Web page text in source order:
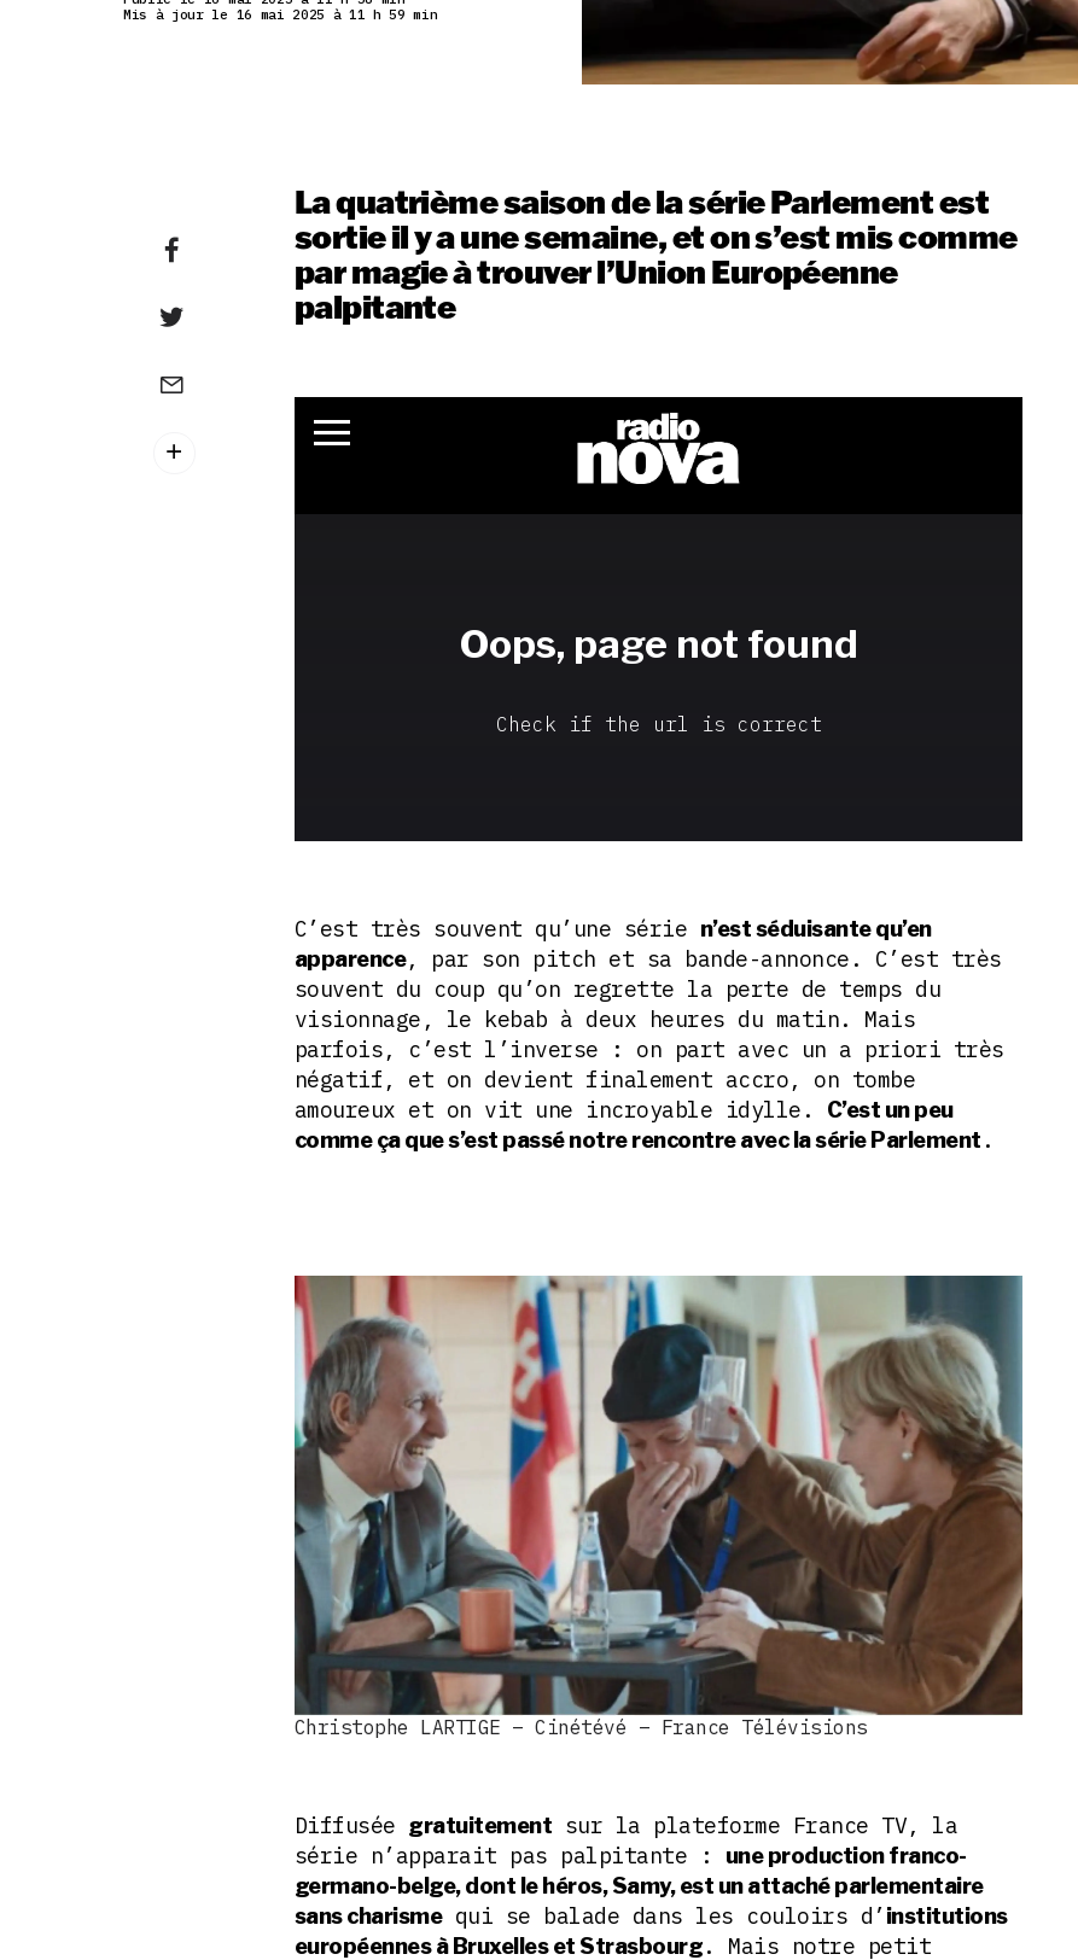
Mis à jour le 16 mai 2025 à 11 h 59 min
La quatrième saison de la série Parlement est
sortie il y a une semaine, et on s’est mis comme
par magie à trouver l’Union Européenne
palpitante
C’est très souvent qu’une série n’est séduisante qu’en
apparence, par son pitch et sa bande-annonce. C’est très
souvent du coup qu’on regrette la perte de temps du
visionnage, le kebab à deux heures du matin. Mais
parfois, c’est l’inverse : on part avec un a priori très
négatif, et on devient finalement accro, on tombe
amoureux et on vit une incroyable idylle.
C’est un peu
comme ça que s’est passé notre rencontre avec la série Parlement .
Christophe LARTIGE – Cinétévé – France Télévisions
Diffusée gratuitement sur la plateforme France TV, la
série n’apparait pas palpitante :
une production franco-
germano-belge, dont le héros, Samy, est un attaché parlementaire
sans charismequi se balade dans les couloirs d’institutions
européennes à Bruxelles et Strasbourg. Mais notre petit